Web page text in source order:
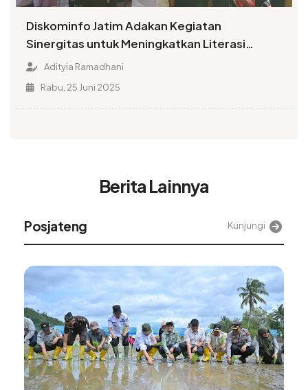
Diskominfo Jatim Adakan Kegiatan
Sinergitas untuk Meningkatkan Literasi
DigitalAdityia Ramadhani
Rabu, 25 Juni 2025
Berita Lainnya
Posjateng Kunjungi